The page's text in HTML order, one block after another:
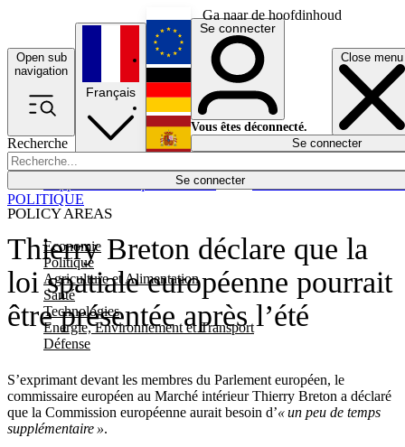
Ga naar de hoofdinhoud
Open sub
navigation
Close menu
Recherche
Se connecter
POLICY AREAS
Economie
Politique
Agriculture et Alimentation
Santé
Technologies
Energie, Environnement et Transport
Défense
Économie
Français
English
Deutsch
Español
Se connecter
Vous êtes déconnecté.
Se connecter
Thierry Breton déclare que la
loi spatiale européenne pourrait
être présentée après l’été
S’exprimant devant les membres du Parlement européen, le
commissaire européen au Marché intérieur Thierry Breton a déclaré
que la Commission européenne aurait besoin d’« un peu de temps
supplémentaire ».
POLITIQUE